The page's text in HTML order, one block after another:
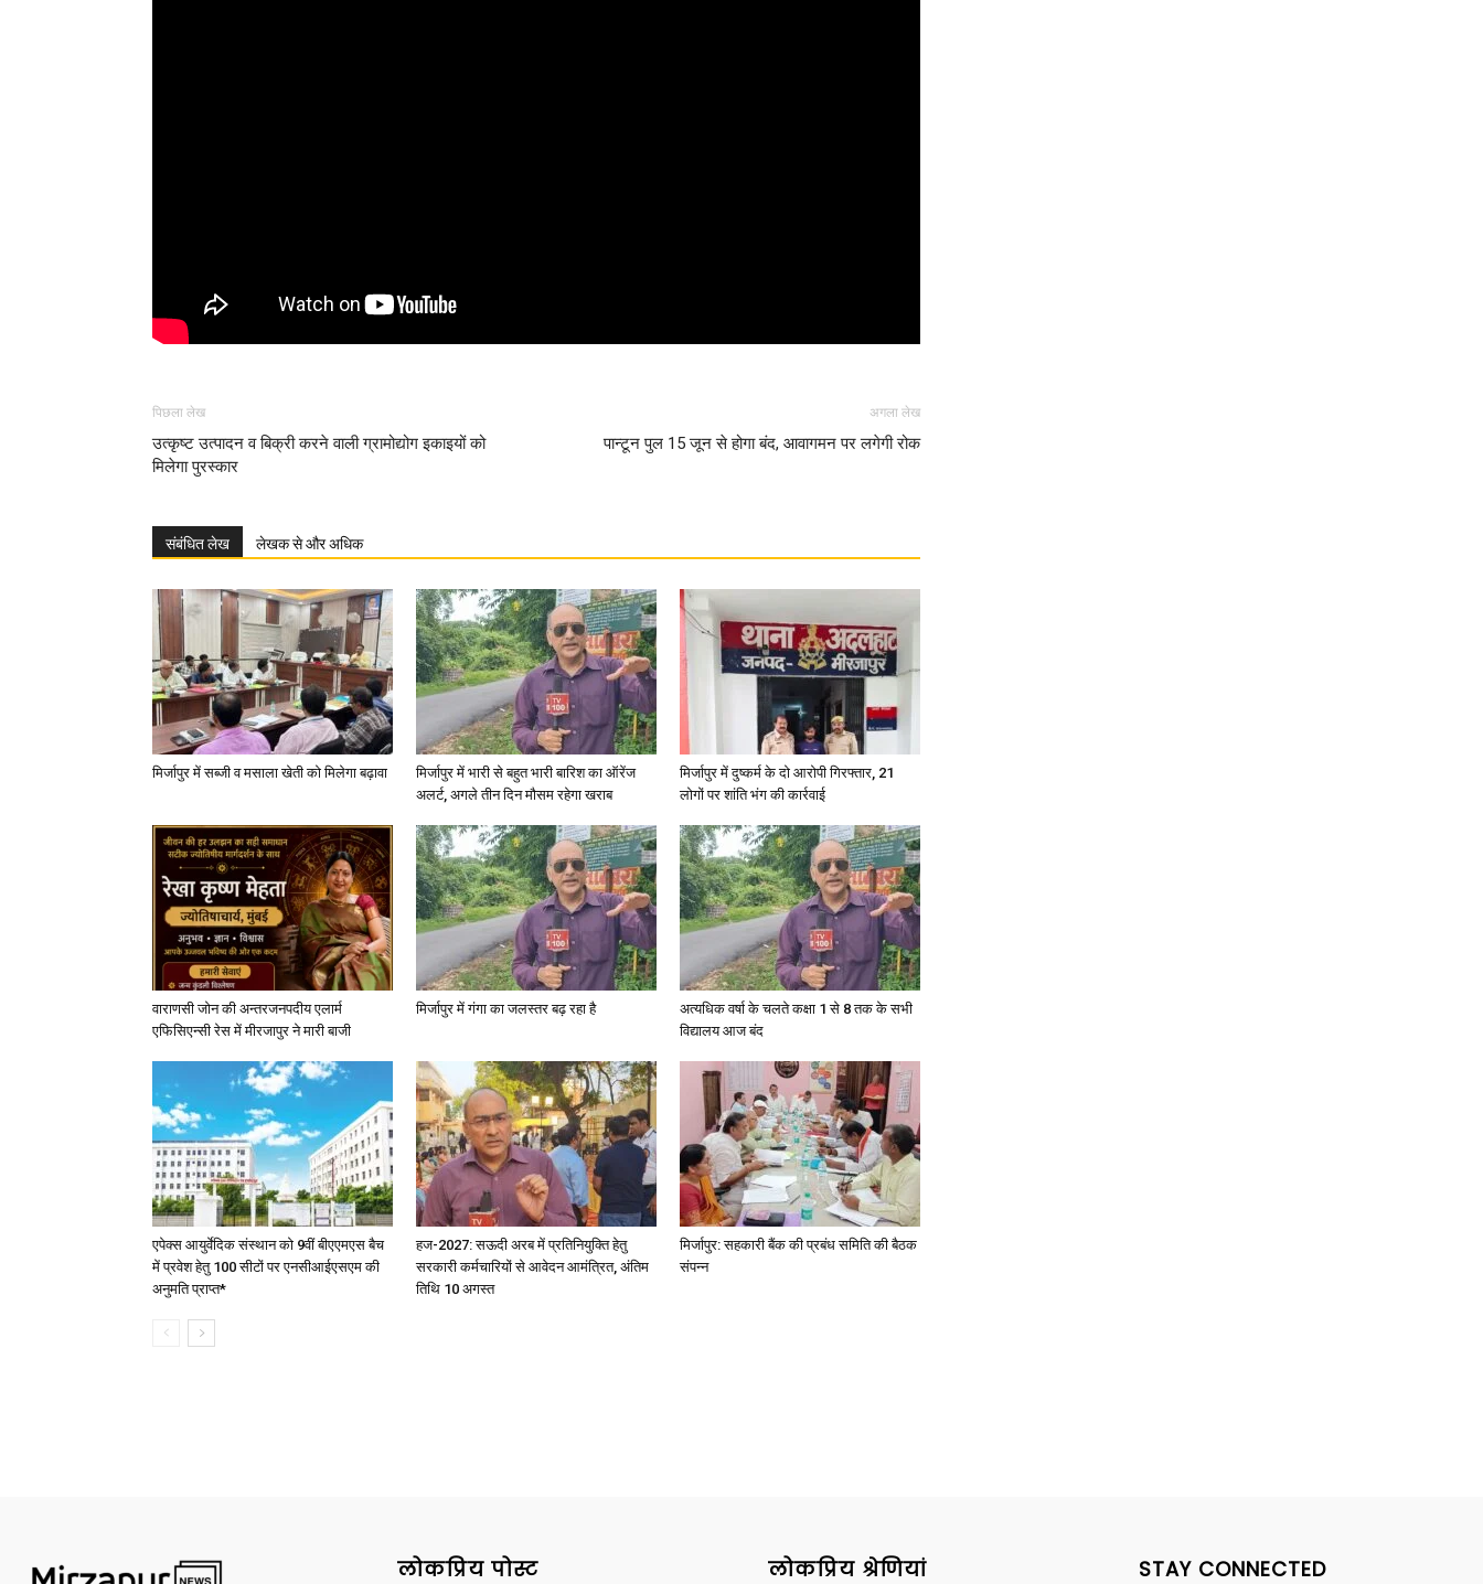
पिछला लेख
उत्कृष्ट उत्पादन व बिक्री करने वाली ग्रामोद्योग इकाइयों को
मिलेगा पुरस्कार
अगला लेख
पान्टून पुल 15 जून से होगा बंद, आवागमन पर लगेगी रोक
संबंधित लेख लेखक से और अधिक
मिर्जापुर में सब्जी व मसाला खेती को मिलेगा बढ़ावा
मिर्जापुर में भारी से बहुत भारी बारिश का ऑरेंज
अलर्ट, अगले तीन दिन मौसम रहेगा खराब
मिर्जापुर में दुष्कर्म के दो आरोपी गिरफ्तार, 21
लोगों पर शांति भंग की कार्रवाई
वाराणसी जोन की अन्तरजनपदीय एलार्म
एफिसिएन्सी रेस में मीरजापुर ने मारी बाजी
मिर्जापुर में गंगा का जलस्तर बढ़ रहा है
अत्यधिक वर्षा के चलते कक्षा 1 से 8 तक के सभी
विद्यालय आज बंद
एपेक्स आयुर्वेदिक संस्थान को 9वीं बीएएमएस बैच
में प्रवेश हेतु 100 सीटों पर एनसीआईएसएम की
अनुमति प्राप्त*
हज-2027: सऊदी अरब में प्रतिनियुक्ति हेतु
सरकारी कर्मचारियों से आवेदन आमंत्रित, अंतिम
तिथि 10 अगस्त
मिर्जापुर: सहकारी बैंक की प्रबंध समिति की बैठक
संपन्न
लोकप्रिय पोस्ट लोकप्रिय श्रेणियां STAY CONNECTED